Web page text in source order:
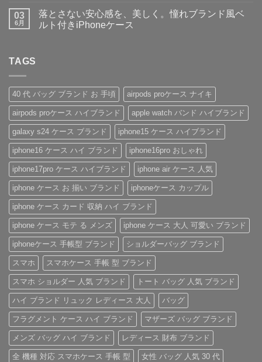
＆
デ
ザ
ル
ダ
ー
ス
ト
ラ
ッ
プ
付
き
ハ
イ
ブ
ラ
ン
ド
iPhone
ケ
ー
ス
の
ご
紹
へ
の
に
大
人
ン・
グ
ッ
チ
風
手
帳
型
iPhone
ケ
ー
ス
の
魅
力
を
徹
底
レ
ビ
ュ
ー！
へ
あ
り
ま
作】
ペ
ア
す
す
め！
性
別
を
問
わ
ず
愛
さ
れ
る
「ル
イ・
ヴ
ィ
ト
ン
iPhone
ケ
ー
ス」
の
ン
ト
は
03
6月
落とさない安心感を、美しく。憧れブランド風ベ
ルト付きiPhoneケース
感
を、
美
し
く。
憧
れ
ブ
ラ
ン
ド
風
ベ
ル
ト
付
き
iPhone
ケ
ー
ス
へ
の
あ
り
ま
せ
ん
TAGS
40 代 バッグ ブランド お 手頃 airpods proケース ナイキ
airpods proケース ハイブランド apple watch バンド ハイブランド
galaxy s24 ケース ブランド iphone15 ケース ハイブランド
iphone16 ケース ハイ ブランド iphone16pro おしゃれ
iphone17pro ケース ハイブランド iphone air ケース 人気
iphone ケース お 揃い ブランド iphoneケース カップル
iphone ケース カード 収納 ハイ ブランド
iphone ケース モテ る メンズ iphone ケース 大人 可愛い ブランド
iphoneケース 手帳型 ブランド ショルダーバッグ ブランド
スマホ スマホケース 手帳 型 ブランド
スマホ ショルダー 人気 ブランド トート バッグ 人気 ブランド
ハイ ブランド リュック レディース 大人 バッグ
フラグメント ケース ハイ ブランド マザーズ バッグ ブランド
メンズ バッグ ハイ ブランド レディース 財布 ブランド
全 機種 対応 スマホケース 手帳 型 女性 バッグ 人気 30 代